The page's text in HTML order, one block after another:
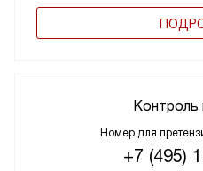
Контроль
Номер для
+7 (495)